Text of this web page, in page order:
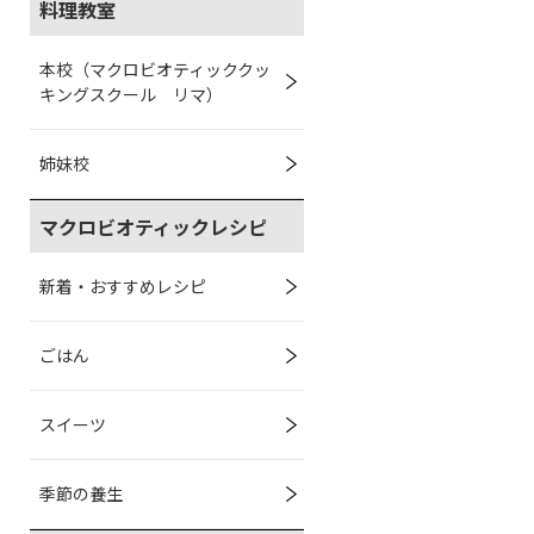
料理教室
本校（マクロビオティッククッ
キングスクール リマ）
姉妹校
マクロビオティックレシピ
新着・おすすめレシピ
ごはん
スイーツ
季節の養生